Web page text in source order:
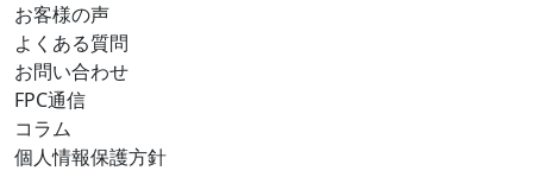
お客様の声
よくある質問
お問い合わせ
FPC通信
コラム
個人情報保護方針